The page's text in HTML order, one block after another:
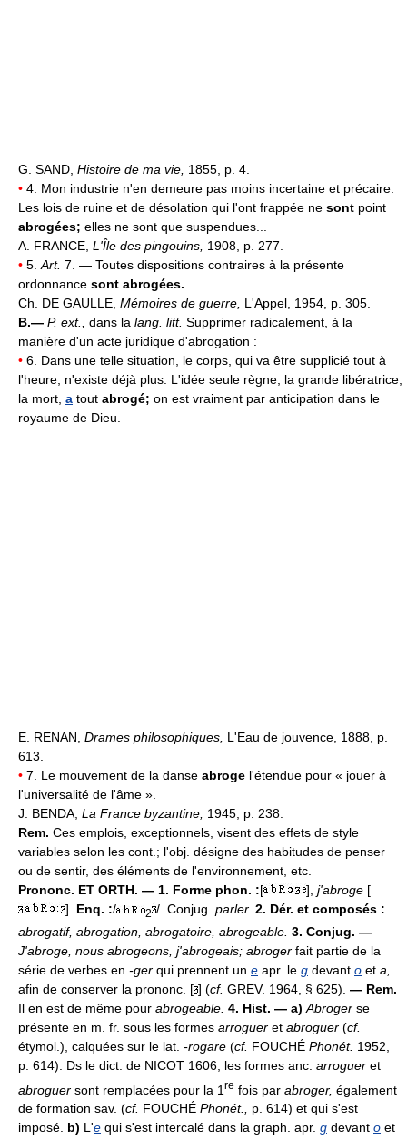
G. SAND, Histoire de ma vie, 1855, p. 4.
• 4. Mon industrie n'en demeure pas moins incertaine et précaire.
Les lois de ruine et de désolation qui l'ont frappée ne sont point
abrogées; elles ne sont que suspendues...
A. FRANCE, L'Île des pingouins, 1908, p. 277.
• 5. Art. 7. — Toutes dispositions contraires à la présente
ordonnance sont abrogées.
Ch. DE GAULLE, Mémoires de guerre, L'Appel, 1954, p. 305.
B.— P. ext., dans la lang. litt. Supprimer radicalement, à la
manière d'un acte juridique d'abrogation :
• 6. Dans une telle situation, le corps, qui va être supplicié tout à
l'heure, n'existe déjà plus. L'idée seule règne; la grande libératrice,
la mort, a tout abrogé; on est vraiment par anticipation dans le
royaume de Dieu.
E. RENAN, Drames philosophiques, L'Eau de jouvence, 1888, p.
613.
• 7. Le mouvement de la danse abroge l'étendue pour « jouer à
l'universalité de l'âme ».
J. BENDA, La France byzantine, 1945, p. 238.
Rem. Ces emplois, exceptionnels, visent des effets de style
variables selon les cont.; l'obj. désigne des habitudes de penser
ou de sentir, des éléments de l'environnement, etc.
Prononc. ET ORTH. — 1. Forme phon. :[ ], j'abroge [
]. Enq. :/ 2 /. Conjug. parler. 2. Dér. et composés :
abrogatif, abrogation, abrogatoire, abrogeable. 3. Conjug. —
J'abroge, nous abrogeons, j'abrogeais; abroger fait partie de la
série de verbes en -ger qui prennent un e apr. le g devant o et a,
afin de conserver la prononc. [ ] (cf. GREV. 1964, § 625). — Rem.
Il en est de même pour abrogeable. 4. Hist. — a) Abroger se
présente en m. fr. sous les formes arroguer et abroguer (cf.
étymol.), calquées sur le lat. -rogare (cf. FOUCHÉ Phonét. 1952,
p. 614). Ds le dict. de NICOT 1606, les formes anc. arroguer et
abroguer sont remplacées pour la 1 re fois par abroger, également
de formation sav. (cf. FOUCHÉ Phonét., p. 614) et qui s'est
imposé. b) L'e qui s'est intercalé dans la graph. apr. g devant o et